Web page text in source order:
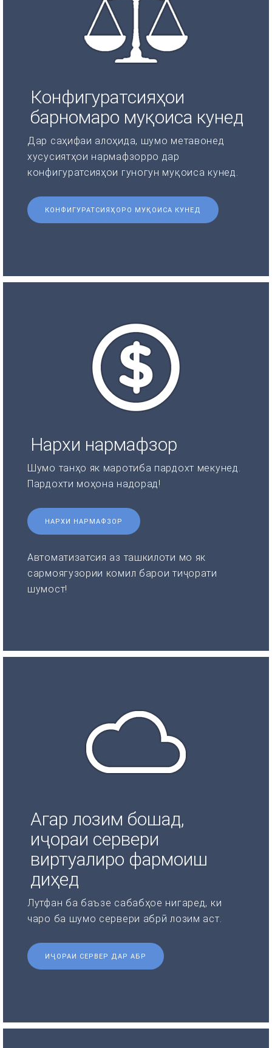
Конфигуратсияҳои
барномаро муқоиса кунед
Дар саҳифаи алоҳида, шумо метавонед
хусусиятҳои нармафзорро дар
конфигуратсияҳои гуногун муқоиса кунед.
КОНФИГУРАТСИЯҲОРО МУҚОИСА КУНЕД
Нархи нармафзор
Шумо танҳо як маротиба пардохт мекунед.
Пардохти моҳона надорад!
НАРХИ НАРМАФЗОР
Автоматизатсия аз ташкилоти мо як
сармоягузории комил барои тиҷорати
шумост!
Агар лозим бошад,
иҷораи сервери
виртуалиро фармоиш
диҳед
Лутфан ба баъзе сабабҳое нигаред, ки
чаро ба шумо сервери абрӣ лозим аст.
ИҶОРАИ СЕРВЕР ДАР АБР